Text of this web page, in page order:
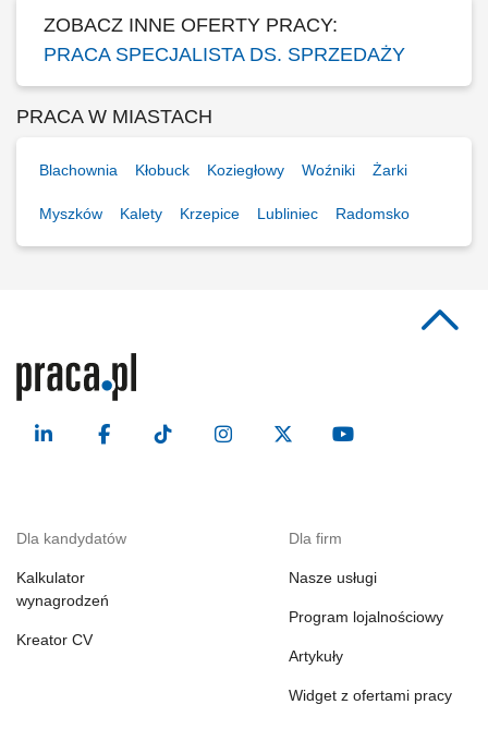
ZOBACZ INNE OFERTY PRACY:
PRACA SPECJALISTA DS. SPRZEDAŻY
PRACA W MIASTACH
Blachownia Kłobuck Koziegłowy Woźniki Żarki
Myszków Kalety Krzepice Lubliniec Radomsko
Dla kandydatów
Kalkulator
wynagrodzeń
Kreator CV
Dla firm
Nasze usługi
Program lojalnościowy
Artykuły
Widget z ofertami pracy